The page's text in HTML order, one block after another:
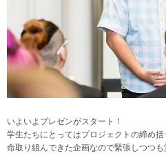
いよいよプレゼンがスタート！
学生たちにとってはプロジェクトの締め
命取り組んできた企画なので緊張しつつも